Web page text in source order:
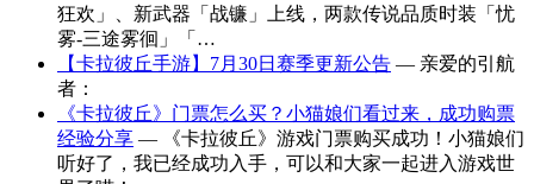
狂欢」、新武器「战镰」上线，两款传说品质时装「忧
雾-三途雾徊」「…
【卡拉彼丘手游】7月30日赛季更新公告 — 亲爱的引航
者：
《卡拉彼丘》门票怎么买？小猫娘们看过来，成功购票
经验分享 — 《卡拉彼丘》游戏门票购买成功！小猫娘们
听好了，我已经成功入手，可以和大家一起进入游戏世